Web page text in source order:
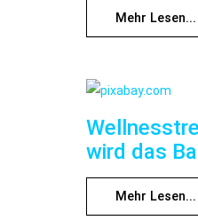
Mehr Lesen...
wird das
Mehr Lesen...